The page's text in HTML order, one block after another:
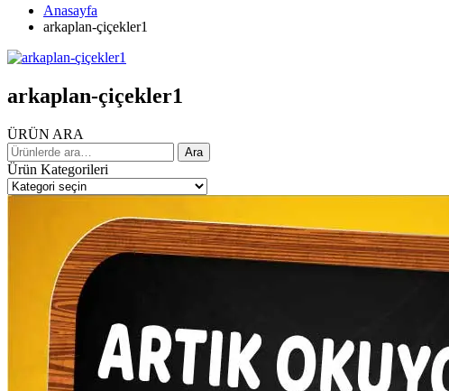
Anasayfa
arkaplan-çiçekler1
arkaplan-çiçekler1
ÜRÜN ARA
Ara:
Ara
Ürün Kategorileri